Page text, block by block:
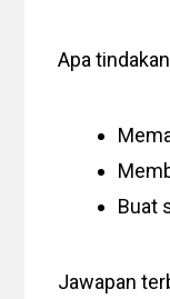
Apa
Buat
Jawapan